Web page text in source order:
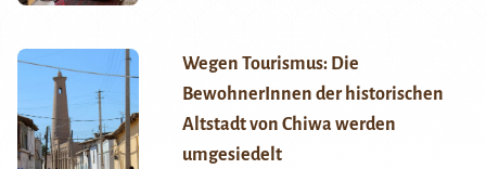
Wegen Tourismus: Die
BewohnerInnen der historischen
Altstadt von Chiwa werden
umgesiedelt